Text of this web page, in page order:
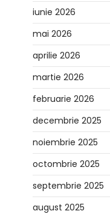
iunie 2026
mai 2026
aprilie 2026
martie 2026
februarie 2026
decembrie 2025
noiembrie 2025
octombrie 2025
septembrie 2025
august 2025